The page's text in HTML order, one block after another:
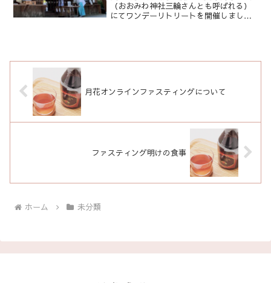
（おおみわ神社三輪さんとも呼ばれる）
にてワンデーリトリートを開催しまし
月花オンラインファスティングについて
ファスティング明けの食事
ホーム 未分類